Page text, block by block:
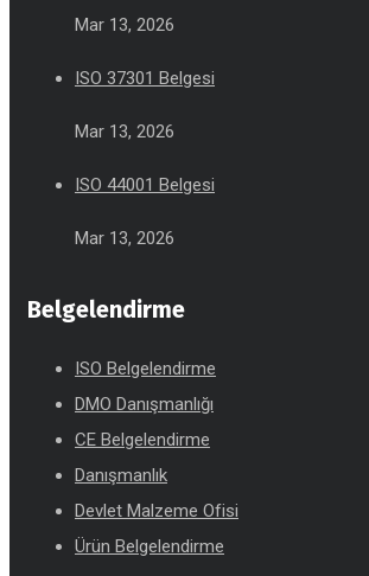
Mar 13, 2026
ISO 37301 Belgesi
Mar 13, 2026
ISO 44001 Belgesi
Mar 13, 2026
Belgelendirme
ISO Belgelendirme
DMO Danışmanlığı
CE Belgelendirme
Danışmanlık
Devlet Malzeme Ofisi
Ürün Belgelendirme